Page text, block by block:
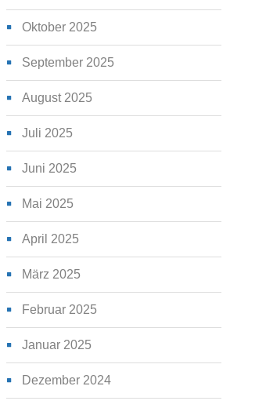
Oktober 2025
September 2025
August 2025
Juli 2025
Juni 2025
Mai 2025
April 2025
März 2025
Februar 2025
Januar 2025
Dezember 2024